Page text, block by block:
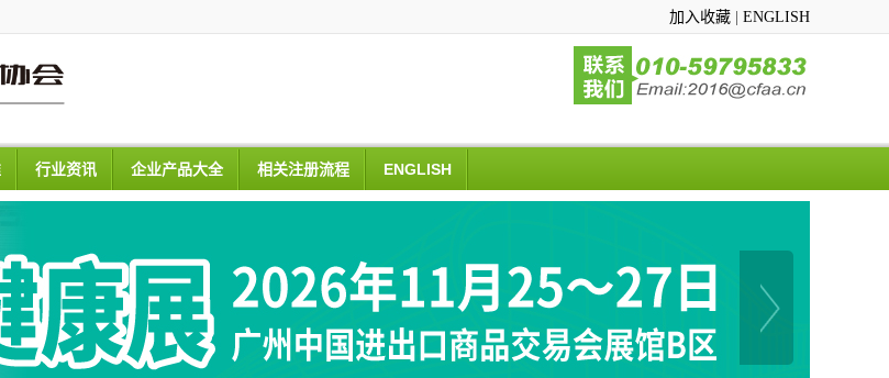
加入收藏 ENGLISH
行业资讯 企业产品大全 相关注册流程 ENGLISH